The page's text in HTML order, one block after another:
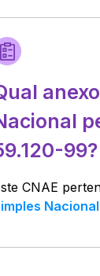
99?
CNAE
Nacional